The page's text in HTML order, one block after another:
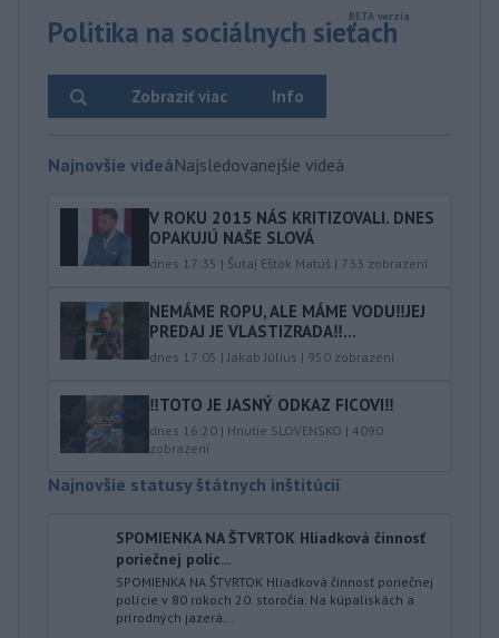
Politika na sociálnych sieťach
Info
Zobraziť viac
Najnovšie videáNajsledovanejšie videá
V ROKU 2015 NÁS KRITIZOVALI. DNES
OPAKUJÚ NAŠE SLOVÁ
dnes 17:35 | Šutaj Eštok Matúš | 733 zobrazení
NEMÁME ROPU, ALE MÁME VODU‼️JEJ
PREDAJ JE VLASTIZRADA‼️...
dnes 17:05 | Jakab Július | 950 zobrazení
‼️TOTO JE JASNÝ ODKAZ FICOVI‼️
dnes 16:20 | Hnutie SLOVENSKO | 4090
zobrazení
Najnovšie statusy štátnych inštitúcií
SPOMIENKA NA ŠTVRTOK Hliadková činnosť
poriečnej políc...
SPOMIENKA NA ŠTVRTOK Hliadková činnosť poriečnej
polície v 80 rokoch 20. storočia. Na kúpaliskách a
prírodných jazerá...